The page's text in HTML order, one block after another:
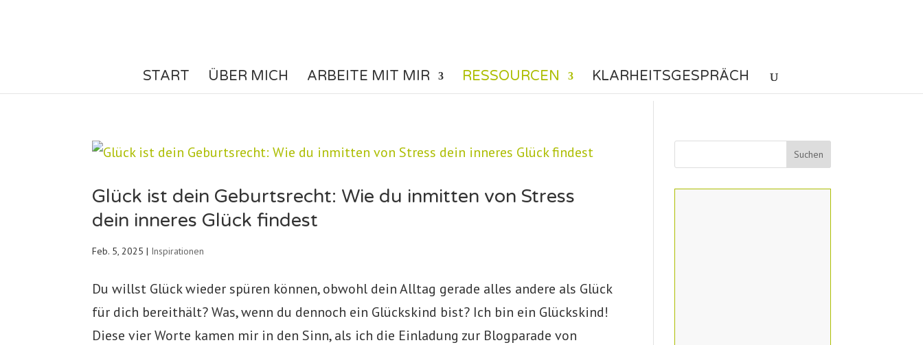
START ÜBER MICH ARBEITE MIT MIR RESSOURCEN KLARHEITSGESPRÄCH
Glück ist dein Geburtsrecht: Wie du inmitten von Stress
dein inneres Glück findest
Feb. 5, 2025 | Inspirationen
Du willst Glück wieder spüren können, obwohl dein Alltag gerade alles andere als Glück
für dich bereithält? Was, wenn du dennoch ein Glückskind bist? Ich bin ein Glückskind!
Diese vier Worte kamen mir in den Sinn, als ich die Einladung zur Blogparade von